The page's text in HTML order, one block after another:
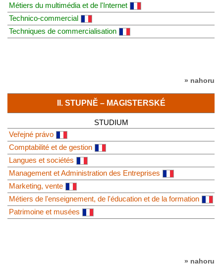
Métiers du multimédia et de l'Internet
Technico-commercial
Techniques de commercialisation
» nahoru
II. STUPNĚ – MAGISTERSKÉ
STUDIUM
Veřejné právo
Comptabilité et de gestion
Langues et sociétés
Management et Administration des Entreprises
Marketing, vente
Métiers de l'enseignement, de l'éducation et de la formation
Patrimoine et musées
» nahoru